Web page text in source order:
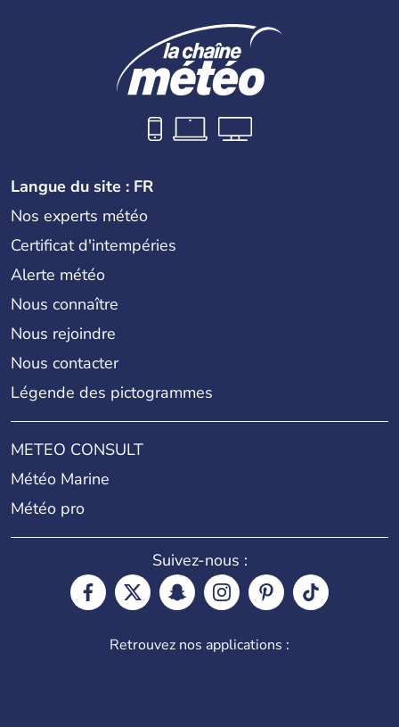
Langue du site : FR
Nos experts météo
Certificat d'intempéries
Alerte météo
Nous connaître
Nous rejoindre
Nous contacter
Légende des pictogrammes
METEO CONSULT
Météo Marine
Météo pro
Suivez-nous :
Retrouvez nos applications :